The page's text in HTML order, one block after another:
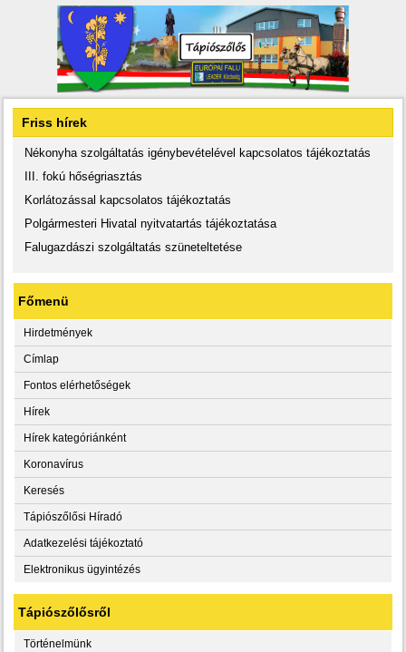
Friss hírek
Nékonyha szolgáltatás igénybevételével kapcsolatos tájékoztatás
III. fokú hőségriasztás
Korlátozással kapcsolatos tájékoztatás
Polgármesteri Hivatal nyitvatartás tájékoztatása
Falugazdászi szolgáltatás szüneteltetése
Főmenü
Hirdetmények
Címlap
Fontos elérhetőségek
Hírek
Hírek kategóriánként
Koronavírus
Keresés
Tápiószőlősi Híradó
Adatkezelési tájékoztató
Elektronikus ügyintézés
Tápiószőlősről
Történelmünk